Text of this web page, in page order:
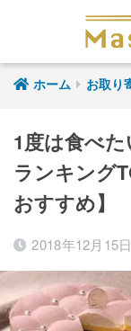
ホーム お取り
1度は食べ
ランキング
おすすめ】
2018年12月15日